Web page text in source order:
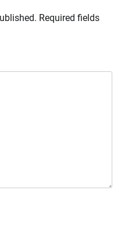
Required fields